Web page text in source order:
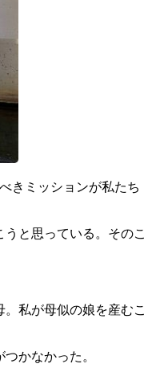
きミッションが私たち
と思っている。そのこ
私が母似の娘を産むこ
かなかった。